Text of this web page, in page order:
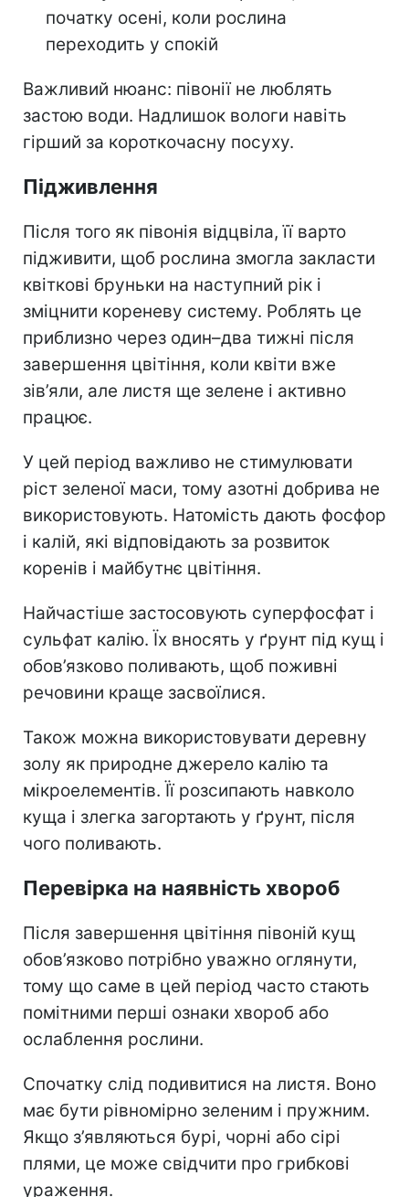
початку осені, коли рослина
переходить у спокій
Важливий нюанс: півонії не люблять
застою води. Надлишок вологи навіть
гірший за короткочасну посуху.
Підживлення
Після того як півонія відцвіла, її варто
підживити, щоб рослина змогла закласти
квіткові бруньки на наступний рік і
зміцнити кореневу систему. Роблять це
приблизно через один–два тижні після
завершення цвітіння, коли квіти вже
зів’яли, але листя ще зелене і активно
працює.
У цей період важливо не стимулювати
ріст зеленої маси, тому азотні добрива не
використовують. Натомість дають фосфор
і калій, які відповідають за розвиток
коренів і майбутнє цвітіння.
Найчастіше застосовують суперфосфат і
сульфат калію. Їх вносять у ґрунт під кущ і
обов’язково поливають, щоб поживні
речовини краще засвоїлися.
Також можна використовувати деревну
золу як природне джерело калію та
мікроелементів. Її розсипають навколо
куща і злегка загортають у ґрунт, після
чого поливають.
Перевірка на наявність хвороб
Після завершення цвітіння півоній кущ
обов’язково потрібно уважно оглянути,
тому що саме в цей період часто стають
помітними перші ознаки хвороб або
ослаблення рослини.
Спочатку слід подивитися на листя. Воно
має бути рівномірно зеленим і пружним.
Якщо з’являються бурі, чорні або сірі
плями, це може свідчити про грибкові
ураження.